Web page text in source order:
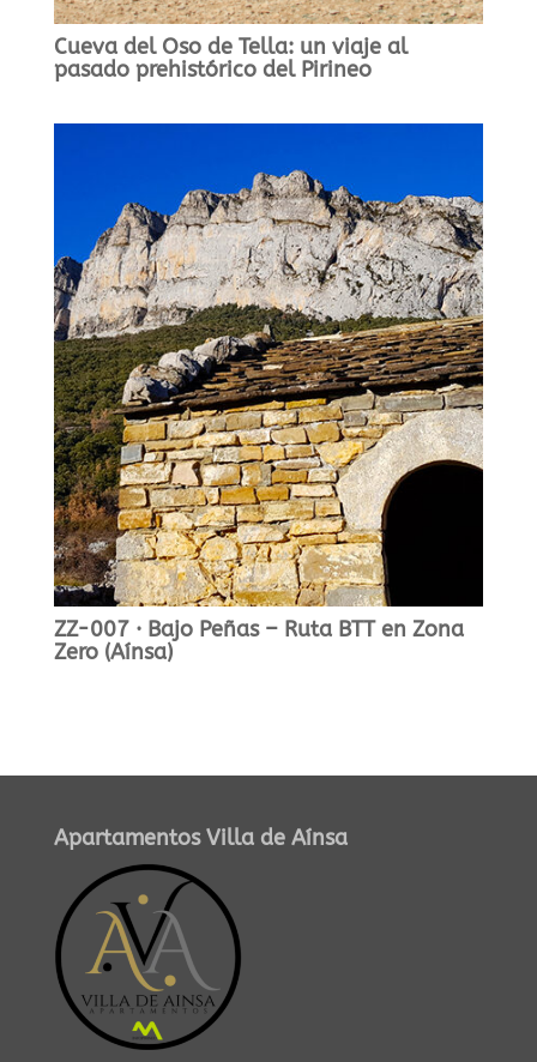
Cueva del Oso de Tella: un viaje al
pasado prehistórico del Pirineo
ZZ-007 · Bajo Peñas – Ruta BTT en Zona
Zero (Aínsa)
Apartamentos Villa de Aínsa